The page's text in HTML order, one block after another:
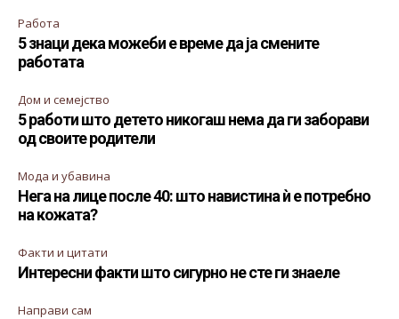
Работа
5 знаци дека можеби е време да ја смените
работата
Дом и семејство
5 работи што детето никогаш нема да ги заборави
од своите родители
Мода и убавина
Нега на лице после 40: што навистина ѝ е потребно
на кожата?
Факти и цитати
Интересни факти што сигурно не сте ги знаеле
Направи сам